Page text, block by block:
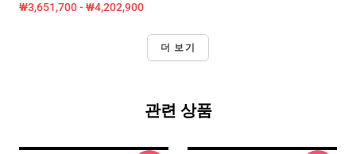
₩3,651,700 - ₩4,202,900
더 보기
관련 상품